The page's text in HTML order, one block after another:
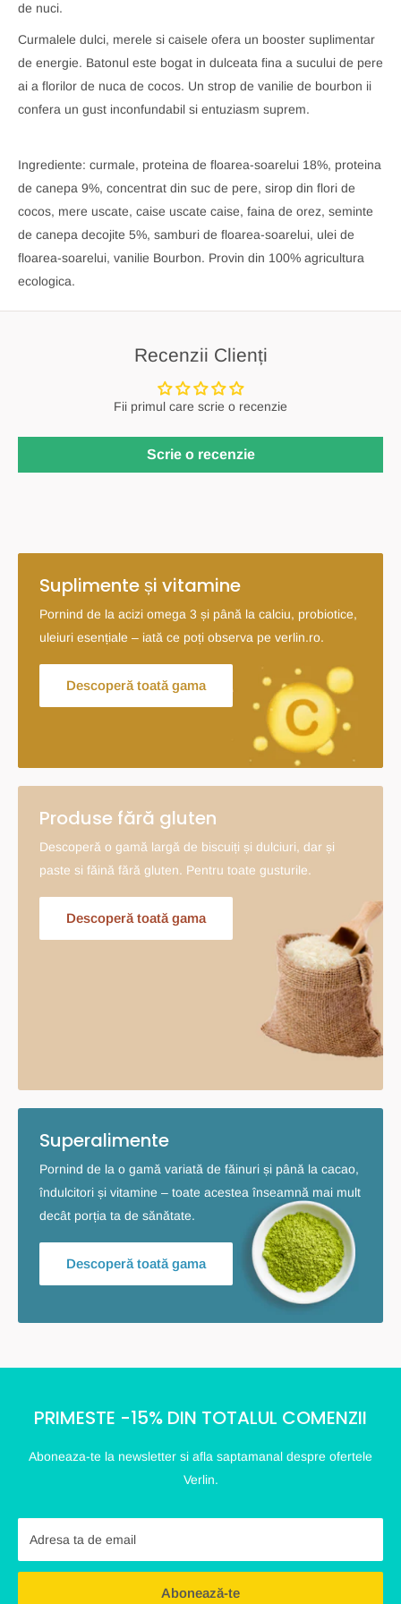
de nuci.
Curmalele dulci, merele si caisele ofera un booster suplimentar
de energie. Batonul este bogat in dulceata fina a sucului de pere
ai a florilor de nuca de cocos. Un strop de vanilie de bourbon ii
confera un gust inconfundabil si entuziasm suprem.
Ingrediente: curmale, proteina de floarea-soarelui 18%, proteina
de canepa 9%, concentrat din suc de pere, sirop din flori de
cocos, mere uscate, caise uscate caise, faina de orez, seminte
de canepa decojite 5%, samburi de floarea-soarelui, ulei de
floarea-soarelui, vanilie Bourbon. Provin din 100% agricultura
ecologica.
Recenzii Clienți
Fii primul care scrie o recenzie
Scrie o recenzie
Suplimente și vitamine
Pornind de la acizi omega 3 și până la calciu, probiotice,
uleiuri esențiale – iată ce poți observa pe verlin.ro.
Descoperă toată gama
Produse fără gluten
Descoperă o gamă largă de biscuiți și dulciuri, dar și
paste si făină fără gluten. Pentru toate gusturile.
Descoperă toată gama
Superalimente
Pornind de la o gamă variată de făinuri și până la cacao,
îndulcitori și vitamine – toate acestea înseamnă mai mult
decât porția ta de sănătate.
Descoperă toată gama
PRIMESTE -15% DIN TOTALUL COMENZII
Aboneaza-te la newsletter si afla saptamanal despre ofertele
Verlin.
Adresa ta de email
Abonează-te